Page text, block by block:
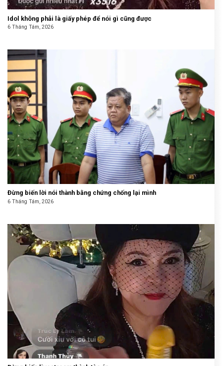
Idol không phải là giấy phép để nói gì cũng được
6 Tháng Tám, 2026
Đừng biến lời nói thành bằng chứng chống lại mình
6 Tháng Tám, 2026